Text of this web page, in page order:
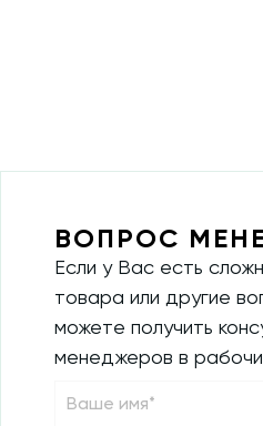
ВОПРОС
Если у Вас есть
товара или другие
можете получить
менеджеров в